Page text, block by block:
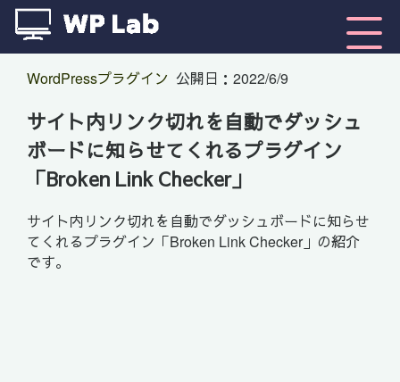
WordPressプラグイン 公開日： 2022/6/9
サイト内リンク切れを自動でダッシュ
ボードに知らせてくれるプラグイン
「Broken Link Checker」
サイト内リンク切れを自動でダッシュボードに知らせ
てくれるプラグイン「Broken Link Checker」の紹介
です。